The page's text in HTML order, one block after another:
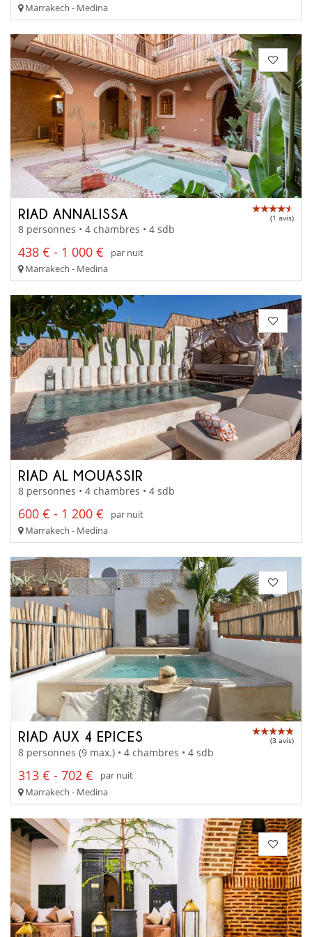
Marrakech - Medina
RIAD ANNALISSA (1 avis)
8 personnes • 4 chambres • 4 sdb
438 € - 1 000 €
par nuit
Marrakech - Medina
RIAD AL MOUASSIR
8 personnes • 4 chambres • 4 sdb
600 € - 1 200 €
par nuit
Marrakech - Medina
RIAD AUX 4 EPICES (3 avis)
8 personnes (9 max.) • 4 chambres • 4 sdb
313 € - 702 €
par nuit
Marrakech - Medina